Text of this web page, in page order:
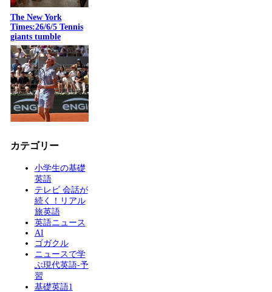
The New York
Times:26/6/5 Tennis
giants tumble
カテゴリー
小学生の基礎
英語
テレビ 会話が
続く！リアル
旅英語
英語ニュース
AI
ゴガクル
ニュースで学
ぶ現代英語-予
習
基礎英語1